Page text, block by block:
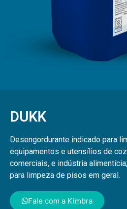
DUKK
Desengordurante indicado para
equipamentos e utensílios de
comerciais, e indústria
para limpeza de pisos em geral.
Fale com a Kimbra